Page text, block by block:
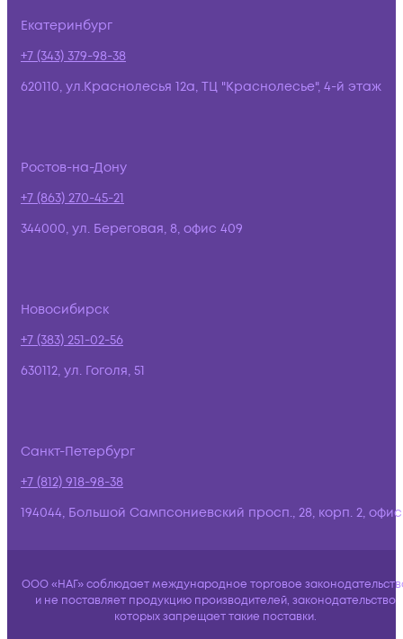
Екатеринбург
+7 (343) 379-98-38
620110, ул.Краснолесья 12а, ТЦ "Краснолесье", 4-й этаж
Ростов-на-Дону
+7 (863) 270-45-21
344000, ул. Береговая, 8, офис 409
Новосибирск
+7 (383) 251-02-56
630112, ул. Гоголя, 51
Санкт-Петербург
+7 (812) 918-98-38
194044, Большой Сампсониевский просп., 28, корп. 2,
ООО «НАГ» соблюдает международное торговое
и не поставляет продукцию производителей, законодательство
которых запрещает такие поставки.